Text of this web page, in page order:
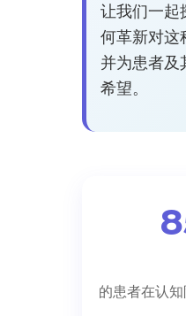
让我们一起
何革新对这
并为患者及
希望。
的患者在认